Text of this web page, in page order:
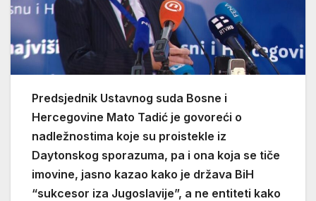
Predsjednik Ustavnog suda Bosne i
Hercegovine Mato Tadić je govoreći o
nadležnostima koje su proistekle iz
Daytonskog sporazuma, pa i ona koja se tiče
imovine, jasno kazao kako je država BiH
“sukcesor iza Jugoslavije”, a ne entiteti kako